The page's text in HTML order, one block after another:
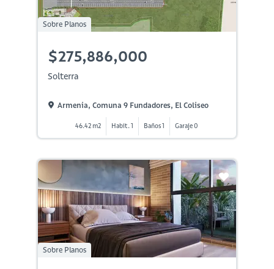
Sobre Planos
$275,886,000
Solterra
Armenia, Comuna 9 Fundadores, El Coliseo
46.42 m2 Habit. 1 Baños 1 Garaje 0
Sobre Planos